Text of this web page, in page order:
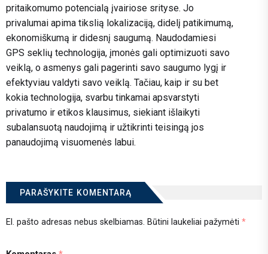
pritaikomumo potencialą įvairiose srityse. Jo
privalumai apima tikslią lokalizaciją, didelį patikimumą,
ekonomiškumą ir didesnį saugumą. Naudodamiesi
GPS seklių technologija, įmonės gali optimizuoti savo
veiklą, o asmenys gali pagerinti savo saugumo lygį ir
efektyviau valdyti savo veiklą. Tačiau, kaip ir su bet
kokia technologija, svarbu tinkamai apsvarstyti
privatumo ir etikos klausimus, siekiant išlaikyti
subalansuotą naudojimą ir užtikrinti teisingą jos
panaudojimą visuomenės labui.
PARAŠYKITE KOMENTARĄ
El. pašto adresas nebus skelbiamas. Būtini laukeliai pažymėti *